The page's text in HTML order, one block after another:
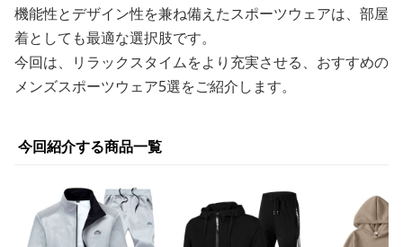
機能性とデザイン性を兼ね備えたスポーツウェアは、部屋
着としても最適な選択肢です。
今回は、リラックスタイムをより充実させる、おすすめの
メンズスポーツウェア5選をご紹介します。
今回紹介する商品一覧